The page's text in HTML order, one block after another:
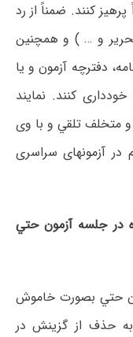
کنند. ﺿﻤﻨﺎً از رد
و … ) و ﻫﻤﭽﻨﻴﻦ
دﻓﺘﺮﭼﻪ آزﻣﻮن و ﻳﺎ
کنند. ﻧﻤﺎﻳﻨﺪ
و ﻣﺘﺨﻠﻒ ﺗﻠﻘﻲ و ﺑﺎ وی
در آزﻣﻮﻧﻬﺎی ﺳﺮاﺳﺮی
در ﺟﻠﺴﻪ آزﻣﻮن ﺣﺘﻲ
ﺣﺘﻲ ﺑﺼﻮرت ﺧﺎﻣﻮش
ﺣﺬف از ﮔﺰﻳﻨﺶ در